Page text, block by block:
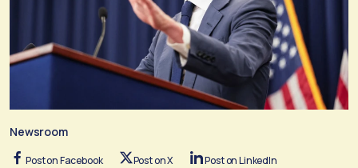
Newsroom
Post on Facebook Post on X Post on LinkedIn